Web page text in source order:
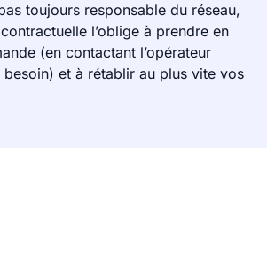
toujours responsable du réseau,
l’oblige à prendre en
(en contactant l’opérateur
besoin) et à rétablir au plus vite vos